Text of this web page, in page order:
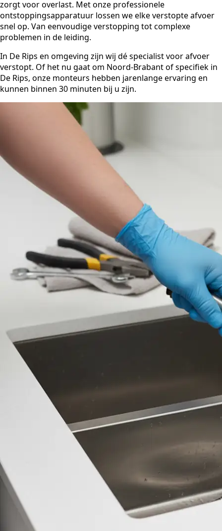
zorgt voor overlast. Met onze professionele
ontstoppingsapparatuur lossen we elke verstopte afvoer
snel op. Van eenvoudige verstopping tot complexe
problemen in de leiding.
In De Rips en omgeving zijn wij dé specialist voor afvoer
verstopt. Of het nu gaat om Noord-Brabant of specifiek in
De Rips, onze monteurs hebben jarenlange ervaring en
kunnen binnen 30 minuten bij u zijn.